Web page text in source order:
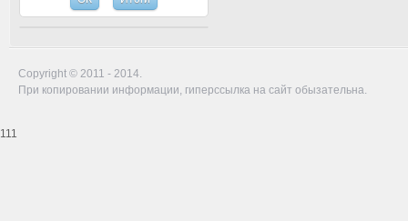
Copyright © 2011 - 2014.
При копировании информации, гиперссылка на сайт обызательна.
111